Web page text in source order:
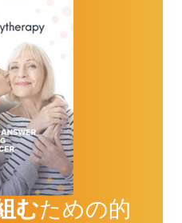
むための的